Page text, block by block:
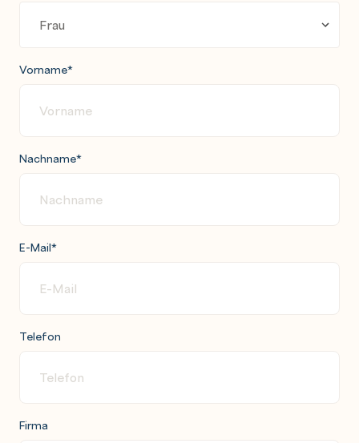
Vorname*
Nachname*
E-Mail*
Telefon
Firma